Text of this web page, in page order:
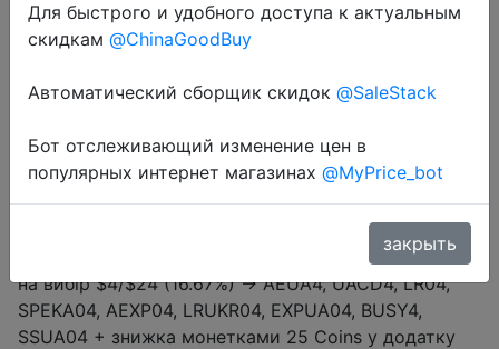
Промокод: "06JU02"
Перейти в магазин
Купон продавця $2 (промокод 06JU02) + промокод
на вибір $4/$24 (16.67%) → AEUA4, UACD4, LR04,
SPEKA04, AEXP04, LRUKR04, EXPUA04, BUSY4,
SSUA04 + знижка монетками 25 Coins у додатку
Для быстрого и удобного доступа к актуальным
скидкам @ChinaGoodBuy
Автоматический сборщик скидок @SaleStack
Бот отслеживающий изменение цен в
популярных интернет магазинах @MyPrice_bot
закрыть